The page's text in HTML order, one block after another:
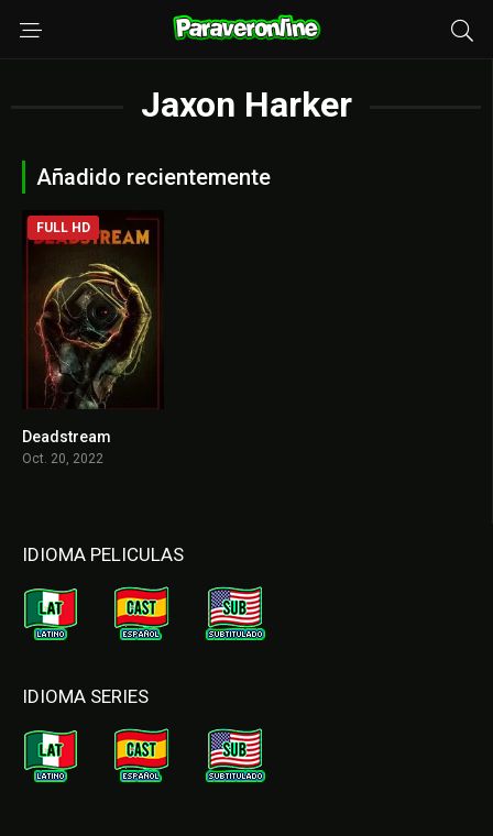
Jaxon Harker
Añadido recientemente
FULL HD
Deadstream
Oct. 20, 2022
IDIOMA PELICULAS
IDIOMA SERIES